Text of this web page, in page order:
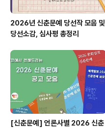
2026년 신춘문예 당선작 모음 및
당선소감, 심사평 총정리
[신춘문예] 언론사별 2026 신춘